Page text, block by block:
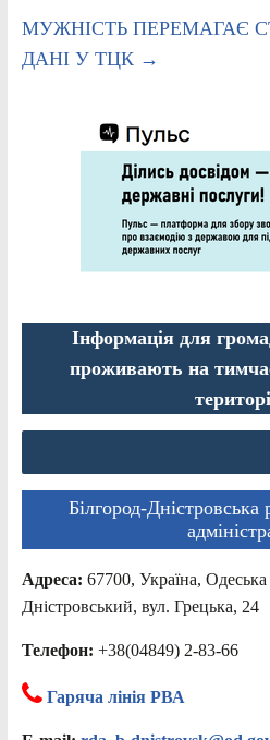
МУЖНІСТЬ ПЕРЕМАГАЄ
ДАНІ У ТЦК →
Інформація для
проживають на
Білгород-
Адреса: 67700, Україна,
Дністровський, вул. Грецька, 24
Телефон: +38(04849) 2-83-66
Гаряча лінія РВА